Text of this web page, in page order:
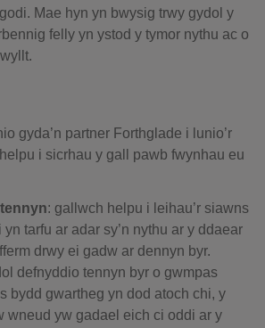
Mae hyn yn bwysig trwy gydol y
felly yn ystod y tymor nythu ac o
gyda’n partner Forthglade i lunio’r
i sicrhau y gall pawb fwynhau eu
: gallwch helpu i leihau’r siawns
tarfu ar adar sy’n nythu ar y ddaear
drwy ei gadw ar dennyn byr.
defnyddio tennyn byr o gwmpas
bydd gwartheg yn dod atoch chi, y
wneud yw gadael eich ci oddi ar y